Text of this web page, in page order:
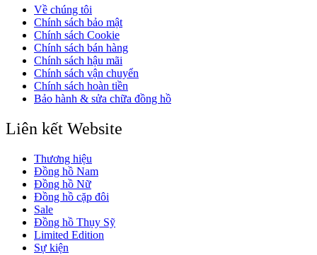
Về chúng tôi
Chính sách bảo mật
Chính sách Cookie
Chính sách bán hàng
Chính sách hậu mãi
Chính sách vận chuyển
Chính sách hoàn tiền
Bảo hành & sửa chữa đồng hồ
Liên kết Website
Thương hiệu
Đồng hồ Nam
Đồng hồ Nữ
Đồng hồ cặp đôi
Sale
Đồng hồ Thụy Sỹ
Limited Edition
Sự kiện